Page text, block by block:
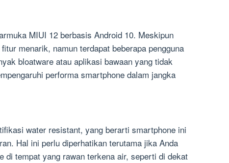
MIUI 12 berbasis Android 10. Meskipun
menarik, namun terdapat beberapa pengguna
bloatware atau aplikasi bawaan yang tidak
performa smartphone dalam jangka
water resistant, yang berarti smartphone ini
Hal ini perlu diperhatikan terutama jika Anda
di tempat yang rawan terkena air, seperti di dekat